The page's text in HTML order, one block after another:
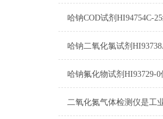
哈钠氟化物试剂HI93729-